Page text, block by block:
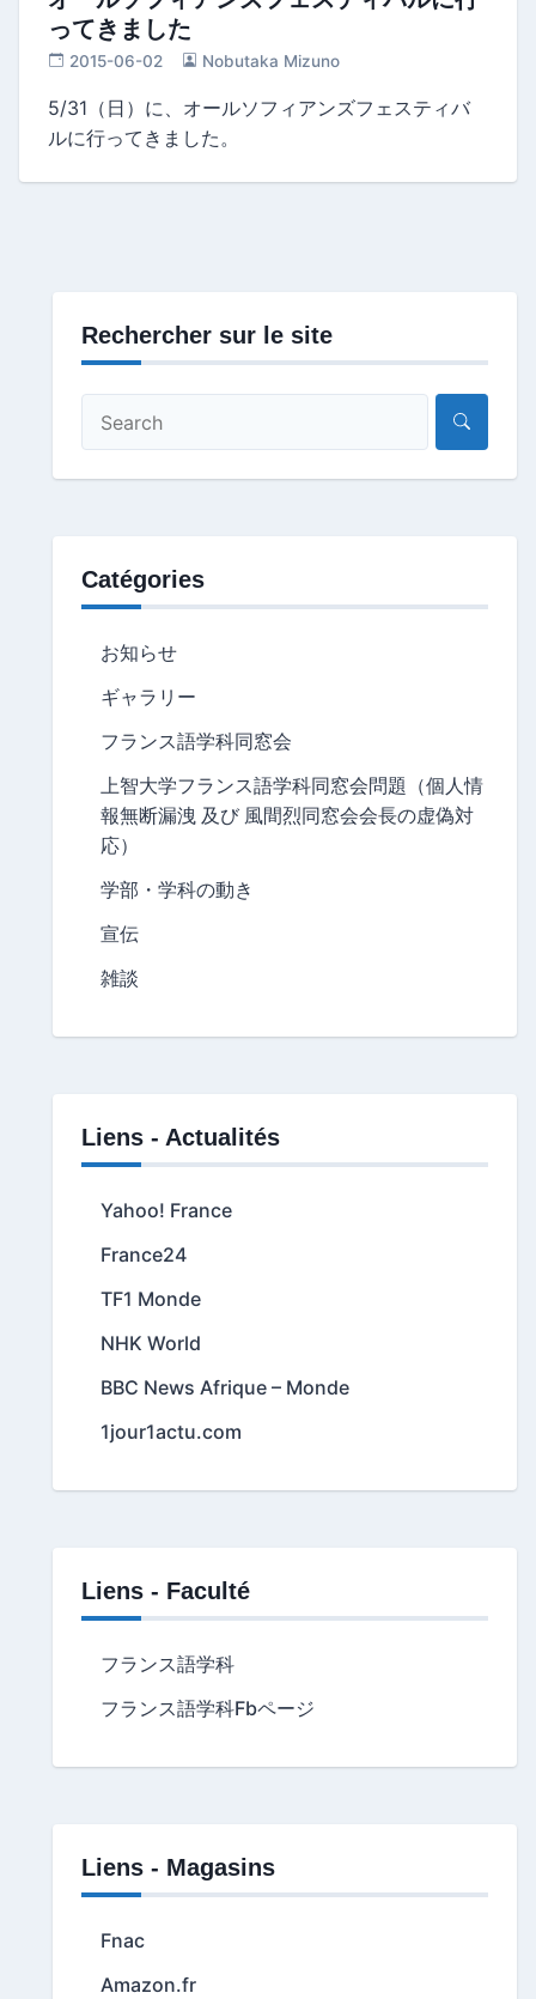
ってきました
2015-06-02 Nobutaka Mizuno
5/31（日）に、オールソフィアンズフェスティバ
ルに行ってきました。
Rechercher sur le site
Catégories
お知らせ
ギャラリー
フランス語学科同窓会
上智大学フランス語学科同窓会問題（個人情
報無断漏洩 及び 風間烈同窓会会長の虚偽対
応）
学部・学科の動き
宣伝
雑談
Liens - Actualités
Yahoo! France
France24
TF1 Monde
NHK World
BBC News Afrique – Monde
1jour1actu.com
Liens - Faculté
フランス語学科
フランス語学科Fbページ
Liens - Magasins
Fnac
Amazon.fr